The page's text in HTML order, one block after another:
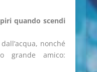
quando scendi
nonché
grande amico: